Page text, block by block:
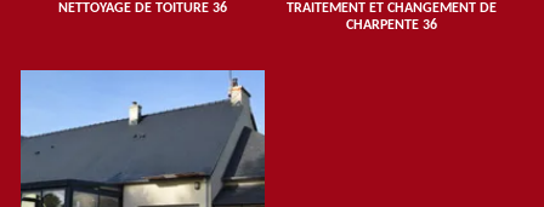
NETTOYAGE DE TOITURE 36
TRAITEMENT ET CHANGEMENT DE
CHARPENTE 36